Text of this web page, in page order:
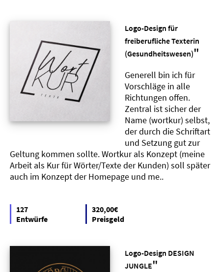
Logo-Design für
freiberufliche Texterin
(Gesundheitswesen)"
Generell bin ich für
Vorschläge in alle
Richtungen offen.
Zentral ist sicher der
Name (wortkur) selbst,
der durch die Schriftart
und Setzung gut zur
Geltung kommen sollte. Wortkur als Konzept (meine
Arbeit als Kur für Wörter/Texte der Kunden) soll später
auch im Konzept der Homepage und me..
127
Entwürfe
320,00€
Preisgeld
Logo-Design DESIGN
JUNGLE"